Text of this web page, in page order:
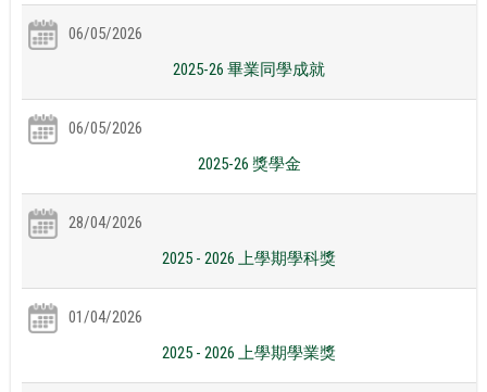
06/05/2026
2025-26 畢業同學成就
06/05/2026
2025-26 獎學金
28/04/2026
2025 - 2026 上學期學科獎
01/04/2026
2025 - 2026 上學期學業獎